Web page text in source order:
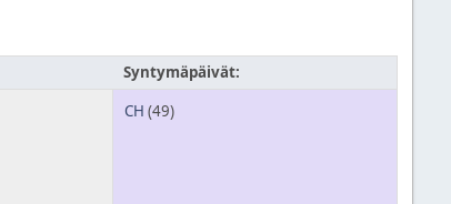
Syntymäpäivät:
CH (49)